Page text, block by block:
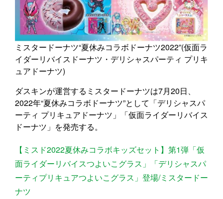
ミスタードーナツ“夏休みコラボドーナツ2022”(仮面ラ
イダーリバイスドーナツ・デリシャスパーティ プリキ
ュアドーナツ)
ダスキンが運営するミスタードーナツは7月20日、
2022年“夏休みコラボドーナツ”として「デリシャスパ
ーティ プリキュアドーナツ」「仮面ライダーリバイス
ドーナツ」を発売する。
【ミスド2022夏休みコラボキッズセット】第1弾「仮
面ライダーリバイスつよいこグラス」「デリシャスパ
ーティプリキュアつよいこグラス」登場/ミスタードー
ナツ